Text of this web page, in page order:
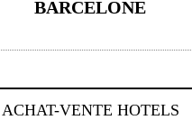
BARCELONE
ACHAT-VENTE HOTELS